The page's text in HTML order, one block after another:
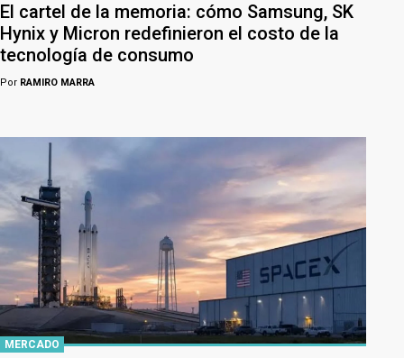
El cartel de la memoria: cómo Samsung, SK
Hynix y Micron redefinieron el costo de la
tecnología de consumo
Por RAMIRO MARRA
MERCADO